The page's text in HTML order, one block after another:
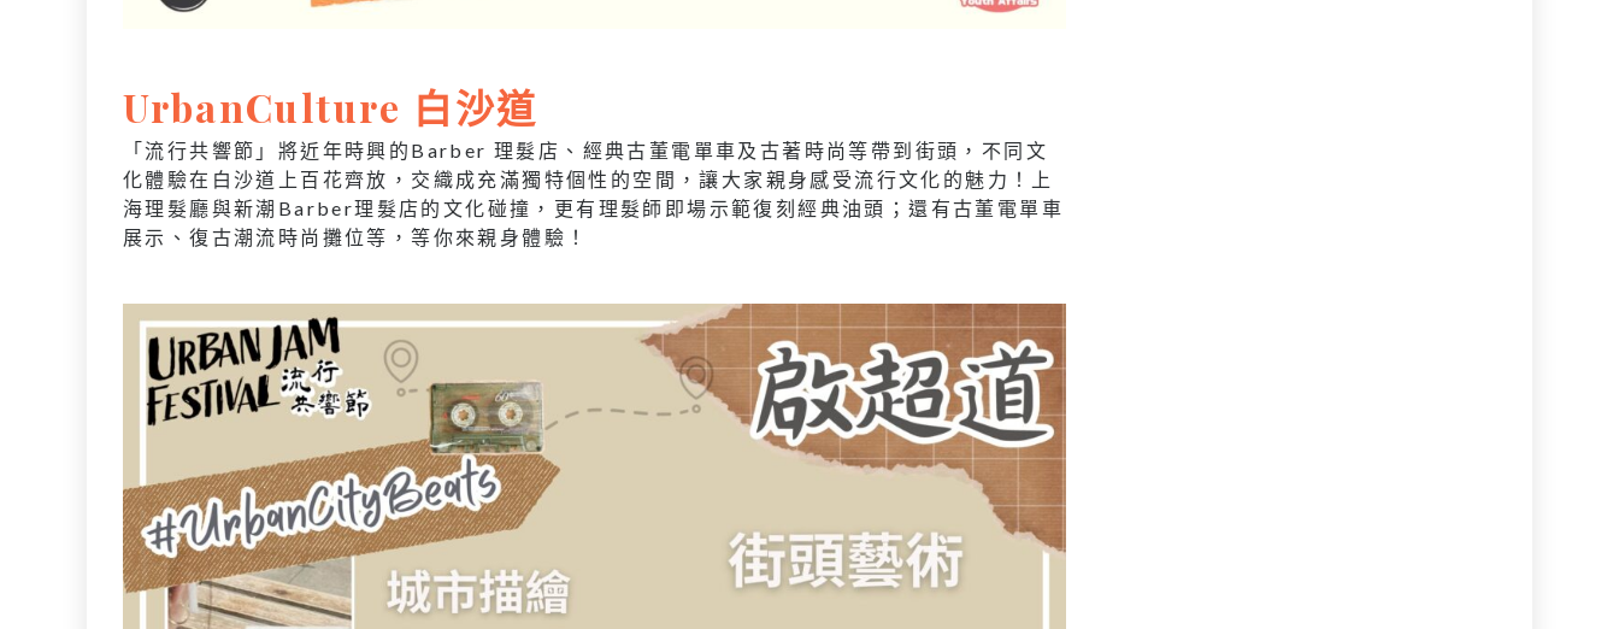
UrbanCulture 白沙道
「流行共響節」將近年時興的Barber 理髮店、經典古董電單車及古著時尚等帶到街頭，不同文
化體驗在白沙道上百花齊放，交織成充滿獨特個性的空間，讓大家親身感受流行文化的魅力！上
海理髮廳與新潮Barber理髮店的文化碰撞，更有理髮師即場示範復刻經典油頭；還有古董電單車
展示、復古潮流時尚攤位等，等你來親身體驗！